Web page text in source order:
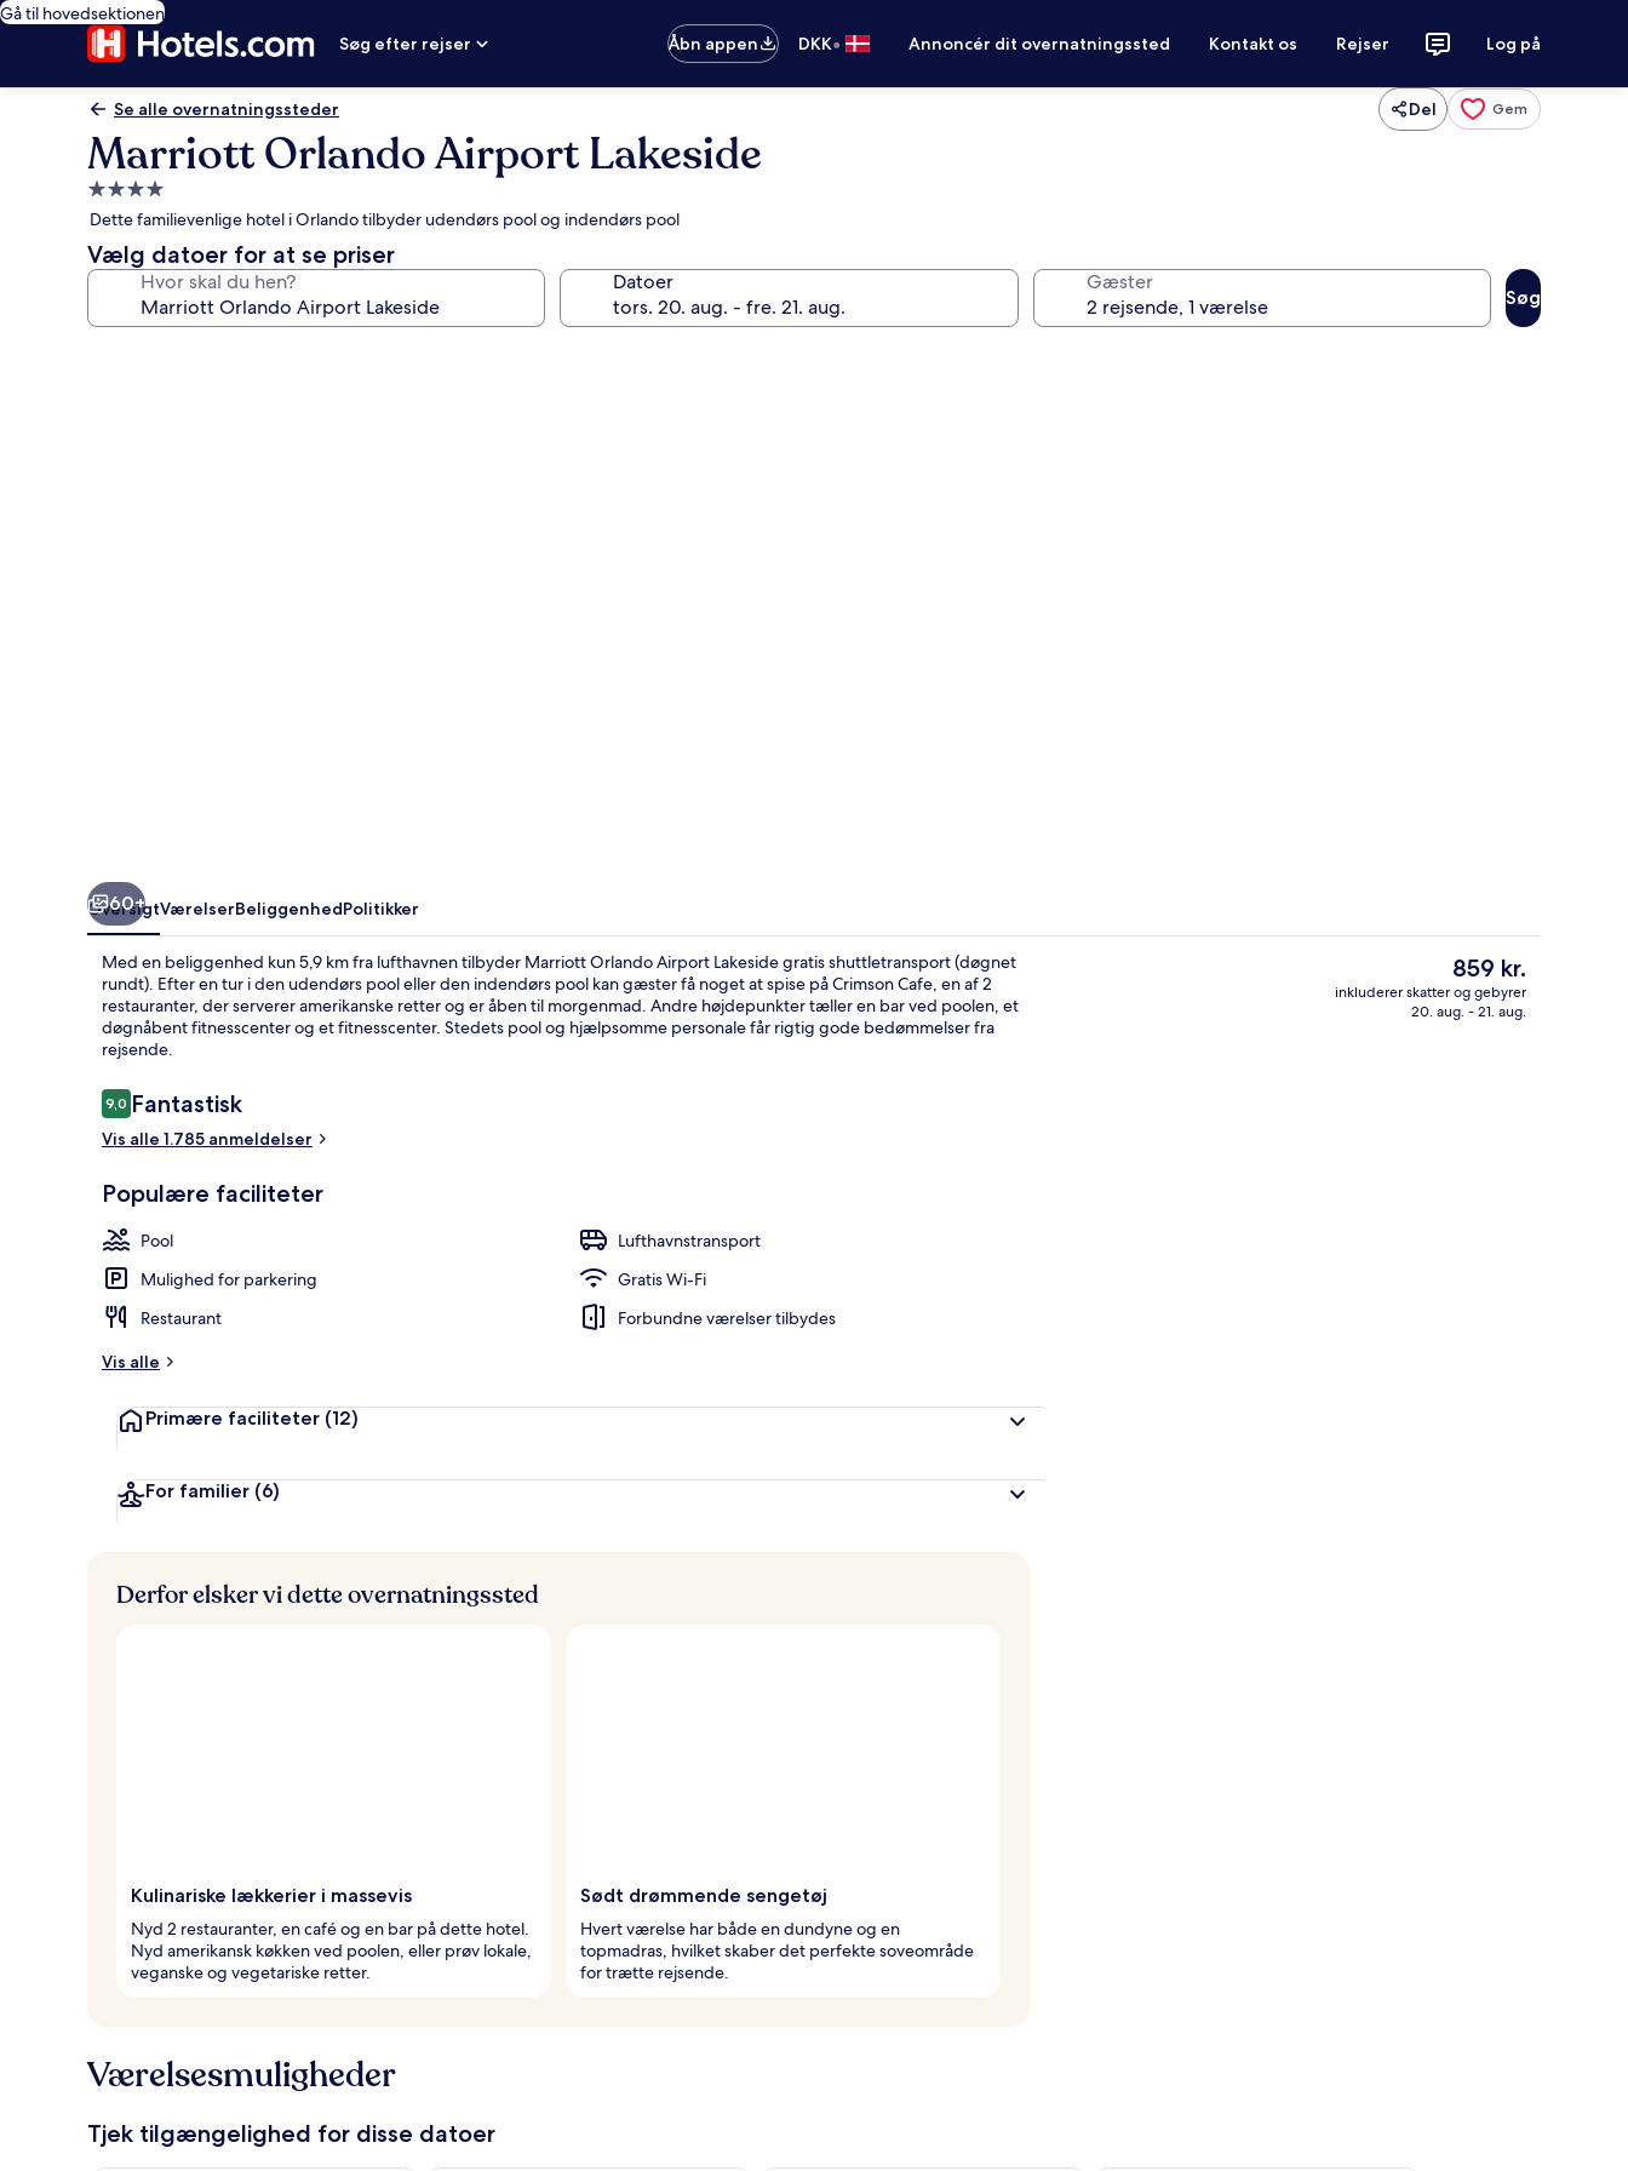
Gå til hovedsektionen
Søg efter rejser
Åbn appen DKK• Annoncér dit overnatningssted Kontakt os Rejser Log på
Se alle overnatningssteder Del Gem
Marriott Orlando Airport Lakeside
4.0-
stjernet
overnatningssted
Dette familievenlige hotel i Orlando tilbyder udendørs pool og indendørs pool
Vælg datoer for at se priser
Hvor skal du hen? Datoer Gæster
Søg
2 restauranter, der serverer morgenmad, frokost og aftensmad
Mødefaciliteter
60+
OversigtVærelserBeliggenhedPolitikker
Med en beliggenhed kun 5,9 km fra lufthavnen tilbyder Marriott Orlando Airport Lakeside gratis shuttletransport (døgnet
rundt). Efter en tur i den udendørs pool eller den indendørs pool kan gæster få noget at spise på Crimson Cafe, en af 2
restauranter, der serverer amerikanske retter og er åben til morgenmad. Andre højdepunkter tæller en bar ved poolen, et
døgnåbent fitnesscenter og et fitnesscenter. Stedets pool og hjælpsomme personale får rigtig gode bedømmelser fra
rejsende.
Anmeldelser
9,09,0 ud af 10.
Fantastisk
Vis alle 1.785 anmeldelser
Populære faciliteter
Pool
Lufthavnstransport
Mulighed for parkering
Gratis Wi-Fi
Restaurant
Forbundne værelser tilbydes
Vis alle
Primære faciliteter (12)
For familier (6)
Den
nuværende
pris
859 kr.
inkluderer skatter og gebyrer
20. aug. - 21. aug.
Derfor elsker vi dette overnatningssted
Kulinariske lækkerier i massevis
Nyd 2 restauranter, en café og en bar på dette hotel.
Nyd amerikansk køkken ved poolen, eller prøv lokale,
veganske og vegetariske retter.
Sødt drømmende sengetøj
Hvert værelse har både en dundyne og en
topmadras, hvilket skaber det perfekte soveområde
for trætte rejsende.
Værelsesmuligheder
Tjek tilgængelighed for disse datoer